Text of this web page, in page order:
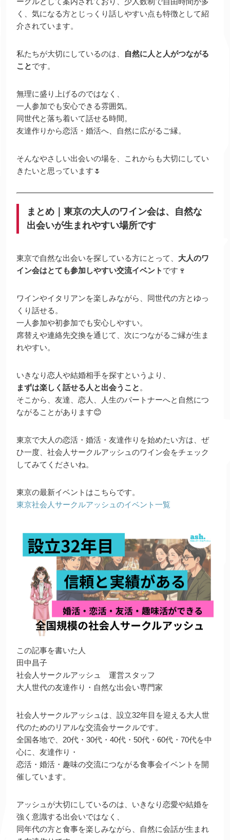
く、気になる方とじっくり話しやすい点も特徴として紹
介されています。
私たちが大切にしているのは、
自然に人と人がつながる
ことです。
無理に盛り上げるのではなく、
一人参加でも安心できる雰囲気。
同世代と落ち着いて話せる時間。
友達作りから恋活・婚活へ、自然に広がるご縁。
そんなやさしい出会いの場を、これからも大切にしてい
きたいと思っています🌷
まとめ｜東京の大人のワイン会は、自然な
出会いが生まれやすい場所です
東京で自然な出会いを探している方にとって、 大人のワ
イン会はとても参加しやすい交流イベント です🍷
ワインやイタリアンを楽しみながら、同世代の方とゆっ
くり話せる。
一人参加や初参加でも安心しやすい。
席替えや連絡先交換を通じて、次につながるご縁が生ま
れやすい。
いきなり恋人や結婚相手を探すというより、
まずは楽しく話せる人と出会うこと 。
そこから、友達、恋人、人生のパートナーへと自然につ
ながることがあります😊
東京で大人の恋活・婚活・友達作りを始めたい方は、ぜ
ひ一度、社会人サークルアッシュのワイン会をチェック
してみてくださいね。
東京の最新イベントはこちらです。
東京社会人サークルアッシュのイベント一覧
この記事を書いた人
田中昌子
社会人サークルアッシュ 運営スタッフ
大人世代の友達作り・自然な出会い専門家
社会人サークルアッシュは、設立32年目を迎える大人世
代のためのリアルな交流会サークルです。
全国各地で、20代・30代・40代・50代・60代・70代を中
心に、友達作り・
恋活・婚活・趣味の交流につながる食事会イベントを開
催しています。
アッシュが大切にしているのは、いきなり恋愛や結婚を
強く意識する出会いではなく、
同年代の方と食事を楽しみながら、自然に会話が生まれ